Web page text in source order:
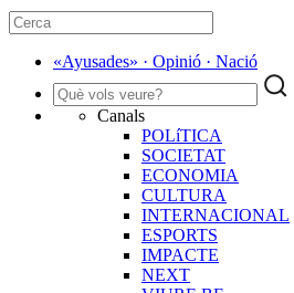
«Ayusades» · Opinió · Nació
Canals
POLíTICA
SOCIETAT
ECONOMIA
CULTURA
INTERNACIONAL
ESPORTS
IMPACTE
NEXT